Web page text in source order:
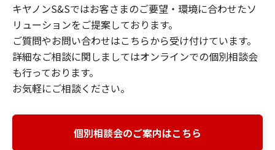
キヤノンS&Sではお客さまのご要望・環境に合わせたソ
リューションをご提案しております。
ご質問やお問い合わせはこちらから受け付けています。
詳細なご相談に関しましてはオンラインでの個別相談会
も行っております。
お気軽にご相談ください。
個別相談会のご案内はこちら